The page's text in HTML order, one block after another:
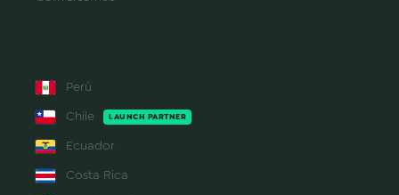
Perú
Chile
LAUNCH PARTNER
Ecuador
Costa Rica